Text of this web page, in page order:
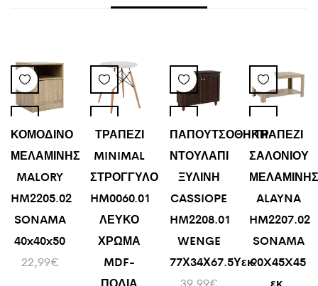
ΚΟΜΟΔΙΝΟ
ΜΕΛΑΜΙΝΗΣ
MALORY
HM2205.02
SONAMA
40x40x50
22,99€
ΤΡΑΠΕΖΙ
MINIMAL
ΣΤΡΟΓΓΥΛΟ
HM0060.01
ΛΕΥΚΟ
ΧΡΩΜΑ
MDF-
ΠΟΔΙΑ
ΠΑΠΟΥΤΣΟΘΗΚΗ-
ΝΤΟΥΛΑΠΙ
ΞΥΛΙΝΗ
CASSIOPE
HM2208.01
WENGE
77Χ34Χ67.5Υεκ.
39,99€
ΤΡΑΠΕΖΙ
ΣΑΛΟΝΙΟΥ
ΜΕΛΑΜΙΝΗΣ
ALAYNA
HM2207.02
SONAMA
90X45X45
εκ.